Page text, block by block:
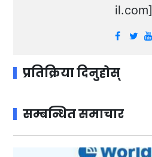
il.com]
प्रतिक्रिया दिनुहोस्
सम्बन्धित समाचार